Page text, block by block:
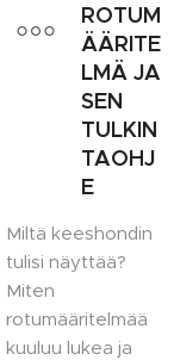
ROTUM
ÄÄRITE
LMÄ JA
SEN
TULKIN
TAOHJ
E
Miltä keeshondin
tulisi näyttää?
Miten
rotumääritelmää
kuuluu lukea ja